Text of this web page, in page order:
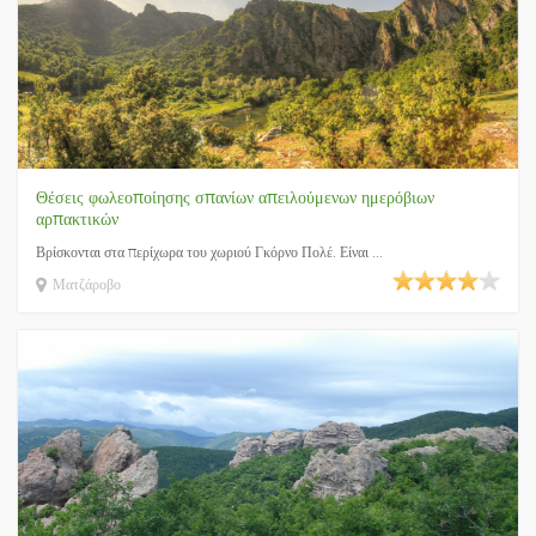
Θέσεις φωλεοποίησης σπανίων απειλούμενων ημερόβιων
αρπακτικών
Βρίσκονται στα περίχωρα του χωριού Γκόρνο Πολέ. Είναι ...
Ματζάροβο